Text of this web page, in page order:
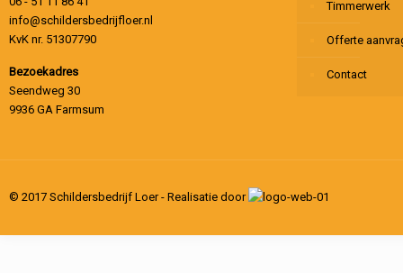
info@schildersbedrijfloer.nl
KvK nr. 51307790
Bezoekadres
Seendweg 30
9936 GA Farmsum
Timmerwerk
Offerte
Contact
© 2017 Schildersbedrijf Loer - Realisatie door